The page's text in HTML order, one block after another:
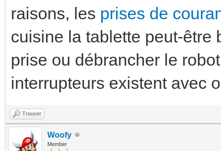
raisons, les prises de
cuisine la tablette peut-être
prise ou débrancher le
interrupteurs existent avec
Trouver
Woofy
Member